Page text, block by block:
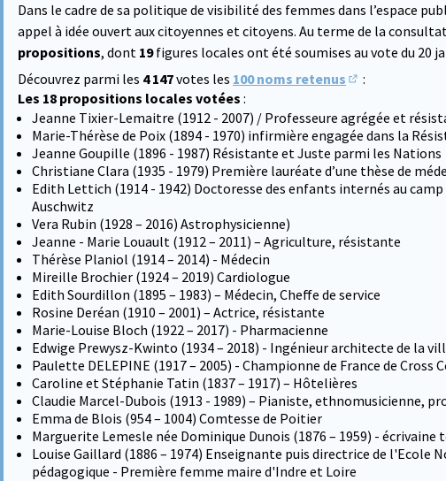
Dans le cadre de sa politique de visibilité des femmes dans l’espace
appel à idée ouvert aux citoyennes et citoyens. Au terme de la
propositions, dont 19figures locales ont été soumises au vote du 20
Découvrez parmi les 4 147votes les 100 noms retenus
:
Les 18 propositions locales votées :
Jeanne Tixier-Lemaitre (1912 - 2007) / Professeure agrégée et
Marie-Thérèse de Poix (1894 - 1970) infirmière engagée dans la
Jeanne Goupille (1896 - 1987) Résistante et Juste parmi les Nations
Christiane Clara (1935 - 1979) Première lauréate d’une thèse de
Edith Lettich (1914 - 1942) Doctoresse des enfants internés au
Auschwitz
Vera Rubin (1928 – 2016) Astrophysicienne)
Jeanne - Marie Louault (1912 – 2011) – Agriculture, résistante
Thérèse Planiol (1914 – 2014) - Médecin
Mireille Brochier (1924 – 2019) Cardiologue
Edith Sourdillon (1895 – 1983) – Médecin, Cheffe de service
Rosine Deréan (1910 – 2001) – Actrice, résistante
Marie-Louise Bloch (1922 – 2017) - Pharmacienne
Edwige Prewysz-Kwinto (1934 – 2018) - Ingénieur architecte de la
Paulette DELEPINE (1917 – 2005) - Championne de France de Cross
Caroline et Stéphanie Tatin (1837 – 1917) – Hôtelières
Claudie Marcel-Dubois (1913 - 1989) – Pianiste, ethnomusicienne,
Emma de Blois (954 – 1004) Comtesse de Poitier
Marguerite Lemesle née Dominique Dunois (1876 – 1959) - écrivaine
Louise Gaillard (1886 – 1974) Enseignante puis directrice de
pédagogique - Première femme maire d'Indre et Loire